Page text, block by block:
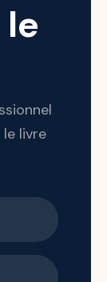
livre